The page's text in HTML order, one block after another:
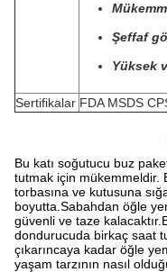
Şeffaf
Yüksek
Sertifikalar FDA MSDS
Bu katı soğutucu buz
tutmak için mükemmeldir.
torbasına ve kutusuna
boyutta.Sabahdan öğle
güvenli ve taze
dondurucuda birkaç saat
çıkarıncaya kadar öğle
yaşam tarzının nasıl